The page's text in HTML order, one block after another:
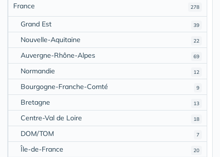
278
France
39
Grand Est
22
Nouvelle-Aquitaine
69
Auvergne-Rhône-Alpes
12
Normandie
9
Bourgogne-Franche-Comté
13
Bretagne
18
Centre-Val de Loire
7
DOM/TOM
20
Île-de-France